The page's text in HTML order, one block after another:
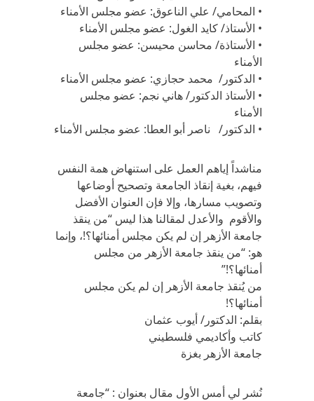
• المحامي/ علي الناعوق: عضو مجلس الأمناء
• الأستاذ/ كايد الغول: عضو مجلس الأمناء
• الأستاذة/ محاسن محيسن: عضو مجلس
الأمناء
• الدكتور/ محمد حجازي: عضو مجلس الأمناء
• الأستاذ الدكتور/ هاني نجم: عضو مجلس
الأمناء
• الدكتور/ ناصر أبو العطا: عضو مجلس الأمناء
مناشداً إياهم العمل على استنهاض همة النفس
فيهم، بغية إنقاذ الجامعة وتصحيح أوضاعها
وتصويب مسارها، وإلا فإن العنوان الأفضل
والأقوم والأعدل لمقالنا هذا ليس “من ينقذ
جامعة الأزهر إن لم يكن مجلس أمنائها؟!، وإنما
هو: “من ينقذ جامعة الأزهر من مجلس
أمنائها؟!”
من يُنقذ جامعة الأزهر إن لم يكن مجلس
أمنائها؟!
بقلم: الدكتور/ أيوب عثمان
كاتب وأكاديمي فلسطيني
جامعة الأزهر بغزة
نُشر لي أمس الأول مقال بعنوان : “جامعة